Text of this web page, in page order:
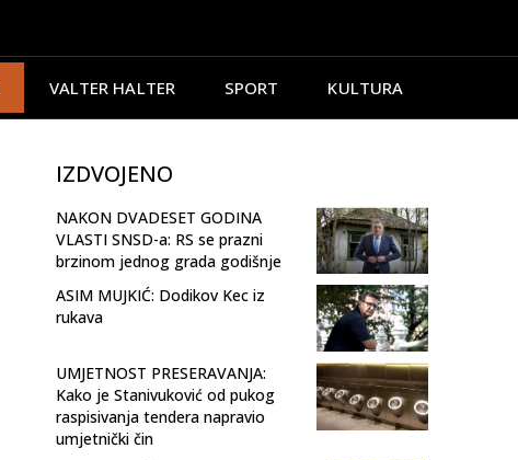
VALTER HALTER SPORT KULTURA
IZDVOJENO
NAKON DVADESET GODINA
VLASTI SNSD-a: RS se prazni
brzinom jednog grada godišnje
ASIM MUJKIĆ: Dodikov Kec iz
rukava
UMJETNOST PRESERAVANJA:
Kako je Stanivuković od pukog
raspisivanja tendera napravio
umjetnički čin